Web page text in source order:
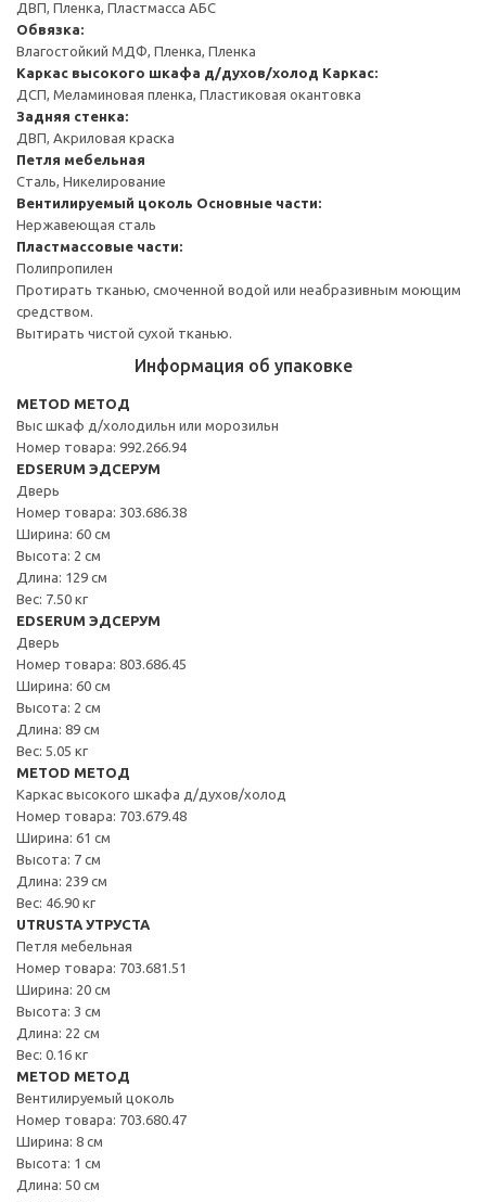
ДВП, Пленка, Пластмасса АБС
Обвязка:
Влагостойкий МДФ, Пленка, Пленка
Каркас высокого шкафа д/духов/холод Каркас:
ДСП, Меламиновая пленка, Пластиковая окантовка
Задняя стенка:
ДВП, Акриловая краска
Петля мебельная
Сталь, Никелирование
Вентилируемый цоколь Основные части:
Нержавеющая сталь
Пластмассовые части:
Полипропилен
Протирать тканью, смоченной водой или неабразивным моющим
средством.
Вытирать чистой сухой тканью.
Информация об упаковке
METOD МЕТОД
Выс шкаф д/холодильн или морозильн
Номер товара: 992.266.94
EDSERUM ЭДСЕРУМ
Дверь
Номер товара: 303.686.38
Ширина: 60 см
Высота: 2 см
Длина: 129 см
Вес: 7.50 кг
EDSERUM ЭДСЕРУМ
Дверь
Номер товара: 803.686.45
Ширина: 60 см
Высота: 2 см
Длина: 89 см
Вес: 5.05 кг
METOD МЕТОД
Каркас высокого шкафа д/духов/холод
Номер товара: 703.679.48
Ширина: 61 см
Высота: 7 см
Длина: 239 см
Вес: 46.90 кг
UTRUSTA УТРУСТА
Петля мебельная
Номер товара: 703.681.51
Ширина: 20 см
Высота: 3 см
Длина: 22 см
Вес: 0.16 кг
METOD МЕТОД
Вентилируемый цоколь
Номер товара: 703.680.47
Ширина: 8 см
Высота: 1 см
Длина: 50 см